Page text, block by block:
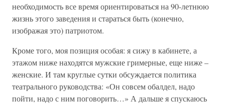
необходимость все время ориентироваться на 90-летнюю
жизнь этого заведения и стараться быть (конечно,
изображая это) патриотом.
Кроме того, моя позиция особая: я сижу в кабинете, а
этажом ниже находятся мужские гримерные, еще ниже –
женские. И там круглые сутки обсуждается политика
театрального руководства: «Он совсем обалдел, надо
пойти, надо с ним поговорить…» А дальше я спускаюсь